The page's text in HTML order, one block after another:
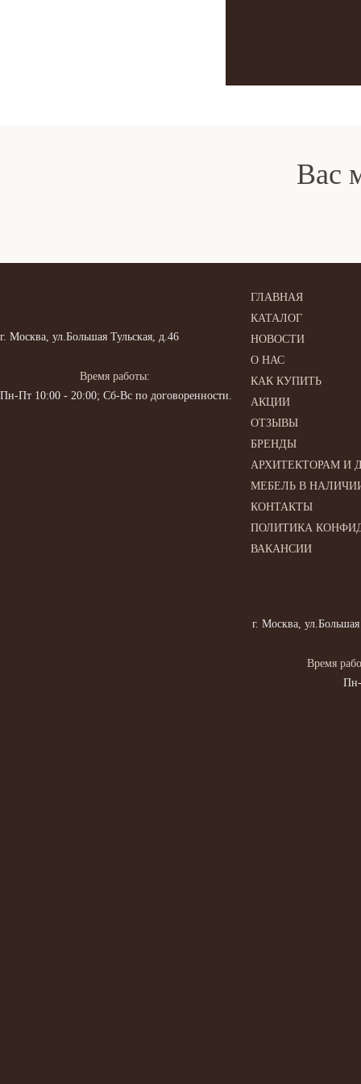
Вас
г. Москва, ул.Большая Тульская, д.46
Время работы:
Пн-Пт 10:00 - 20:00; Сб-Вс по договоренности.
ГЛАВНАЯ
КАТАЛОГ
НОВОСТИ
О НАС
КАК КУПИТЬ
АКЦИИ
ОТЗЫВЫ
БРЕНДЫ
АРХИТЕКТОРАМ И
МЕБЕЛЬ В
КОНТАКТЫ
ПОЛИТИКА
ВАКАНСИИ
г. Москва, ул.Большая
Время
Пн-